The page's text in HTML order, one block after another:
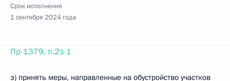
Срок исполнения
1 сентября 2024 года
Пр-1379, п.2з-1
з) принять меры, направленные на обустройство участков